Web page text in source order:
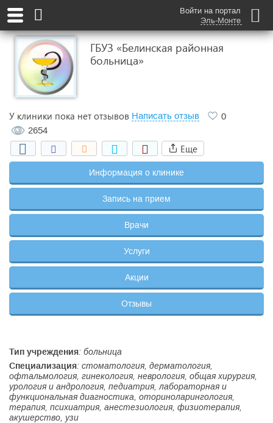
Войти на портал
Эль-Монте
ГБУЗ «Белинская районная
больница»
У клиники пока нет отзывов Написать отзыв
0
2654
Еще
Информация о клинике
Запись на прием
Врачи
Услуги
Акции
Отзывы
Тип учреждения: больница
Специализация: стоматология, дерматология,
офтальмология, гинекология, неврология, общая хирургия,
урология и андрология, педиатрия, лабораторная и
функциональная диагностика, оториноларингология,
терапия, психиатрия, анестезиология, физиотерапия,
акушерство, узи